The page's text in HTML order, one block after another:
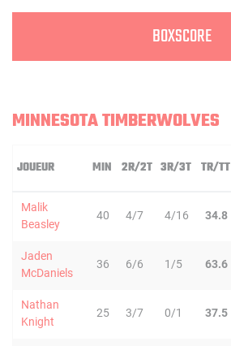
BOXSCORE
MINNESOTA TIMBERWOLVES
JOUEUR MIN 2R/2T 3R/3T TR/TT
Malik
Beasley
40 4/7 4/16 34.8
Jaden
McDaniels
36 6/6 1/5 63.6
Nathan
Knight
25 3/7 0/1 37.5